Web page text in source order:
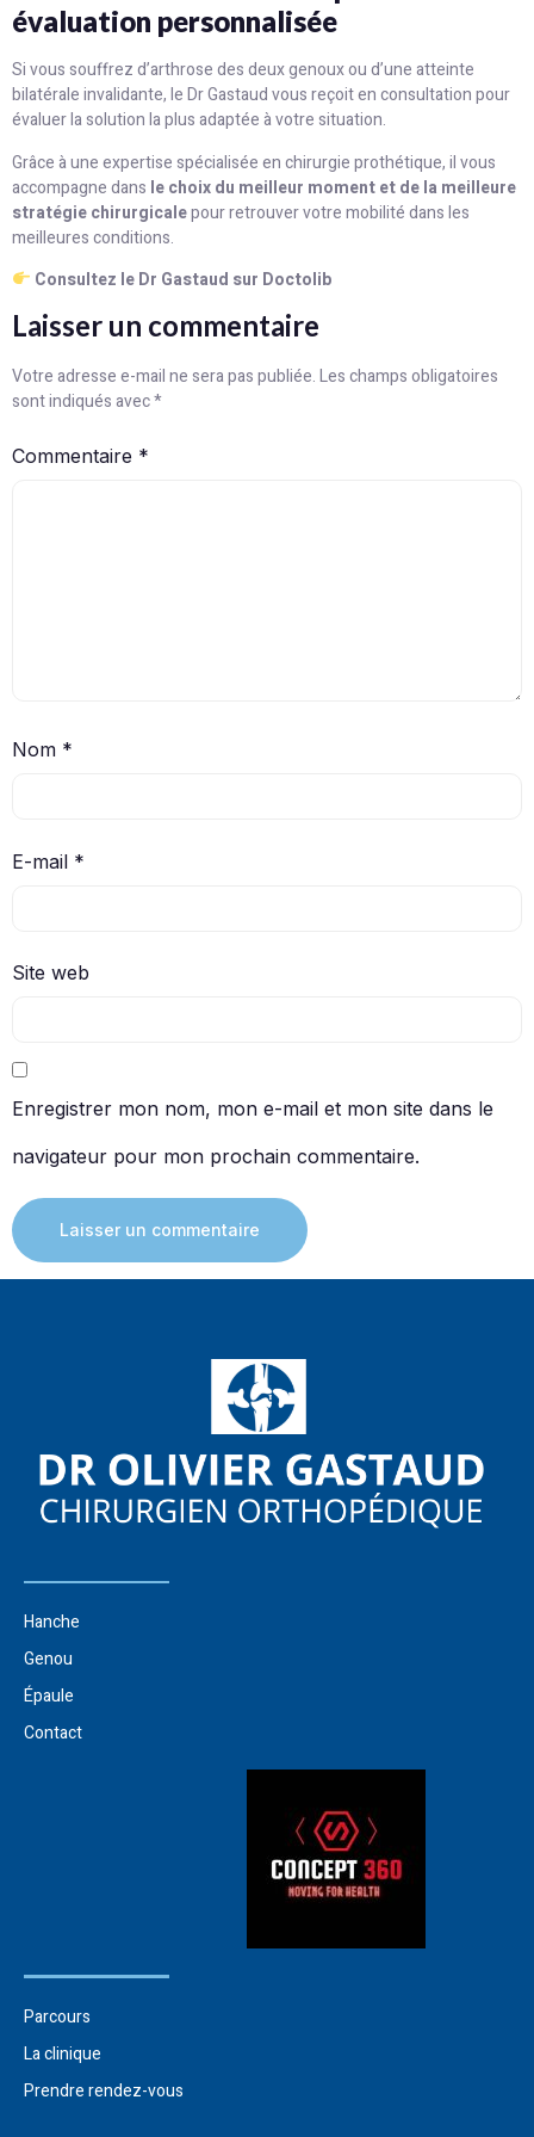
évaluation personnalisée
Si vous souffrez d’arthrose des deux genoux ou d’une atteinte
bilatérale invalidante, le Dr Gastaud vous reçoit en consultation pour
évaluer la solution la plus adaptée à votre situation.
Grâce à une expertise spécialisée en chirurgie prothétique, il vous
accompagne dans le choix du meilleur moment et de la meilleure
stratégie chirurgicalepour retrouver votre mobilité dans les
meilleures conditions.
Consultez le Dr Gastaud sur Doctolib
Laisser un commentaire
Votre adresse e-mail ne sera pas publiée.Les champs obligatoires
sont indiqués avec*
Commentaire *
Nom *
E-mail *
Site web
Enregistrer mon nom, mon e-mail et mon site dans le
navigateur pour mon prochain commentaire.
Hanche
Genou
Épaule
Contact
Parcours
La clinique
Prendre rendez-vous